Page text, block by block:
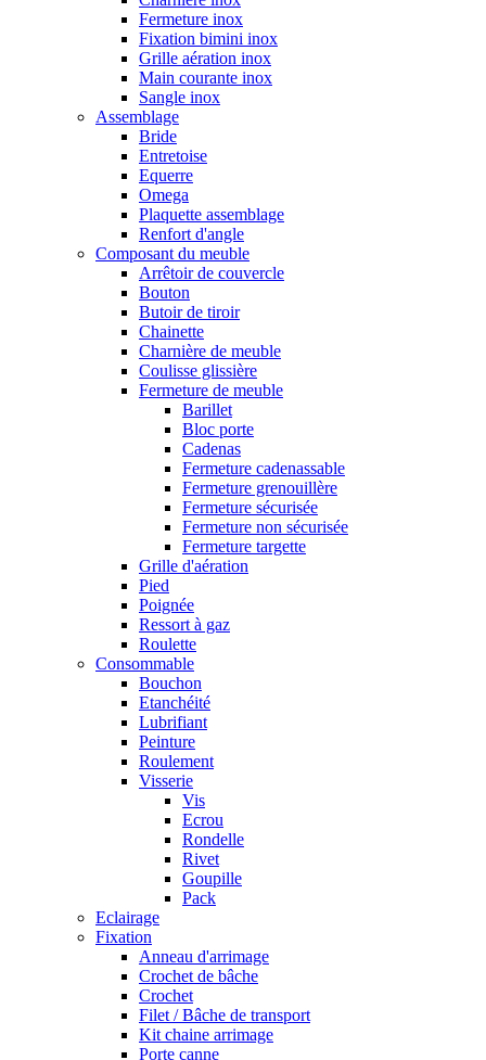
Fermeture inox
Fixation bimini inox
Grille aération inox
Main courante inox
Sangle inox
Assemblage
Bride
Entretoise
Equerre
Omega
Plaquette assemblage
Renfort d'angle
Composant du meuble
Arrêtoir de couvercle
Bouton
Butoir de tiroir
Chainette
Charnière de meuble
Coulisse glissière
Fermeture de meuble
Barillet
Bloc porte
Cadenas
Fermeture cadenassable
Fermeture grenouillère
Fermeture sécurisée
Fermeture non sécurisée
Fermeture targette
Grille d'aération
Pied
Poignée
Ressort à gaz
Roulette
Consommable
Bouchon
Etanchéité
Lubrifiant
Peinture
Roulement
Visserie
Vis
Ecrou
Rondelle
Rivet
Goupille
Pack
Eclairage
Fixation
Anneau d'arrimage
Crochet de bâche
Crochet
Filet / Bâche de transport
Kit chaine arrimage
Porte canne